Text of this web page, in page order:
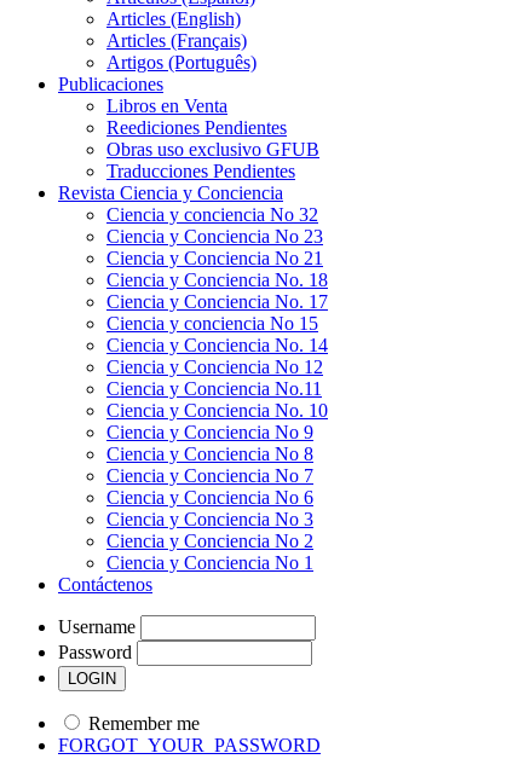
Articles (English)
Articles (Français)
Artigos (Português)
Publicaciones
Libros en Venta
Reediciones Pendientes
Obras uso exclusivo GFUB
Traducciones Pendientes
Revista Ciencia y Conciencia
Ciencia y conciencia No 32
Ciencia y Conciencia No 23
Ciencia y Conciencia No 21
Ciencia y Conciencia No. 18
Ciencia y Conciencia No. 17
Ciencia y conciencia No 15
Ciencia y Conciencia No. 14
Ciencia y Conciencia No 12
Ciencia y Conciencia No.11
Ciencia y Conciencia No. 10
Ciencia y Conciencia No 9
Ciencia y Conciencia No 8
Ciencia y Conciencia No 7
Ciencia y Conciencia No 6
Ciencia y Conciencia No 3
Ciencia y Conciencia No 2
Ciencia y Conciencia No 1
Contáctenos
Username
Password
Remember me
FORGOT_YOUR_PASSWORD